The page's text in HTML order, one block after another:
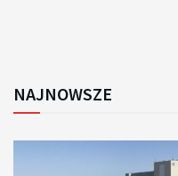
NAJNOWSZE